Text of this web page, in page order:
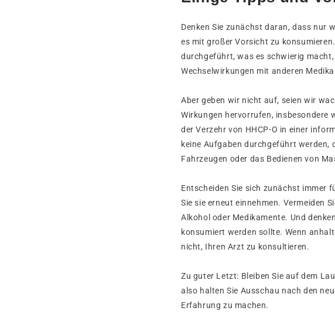
Denken Sie zunächst daran, dass nur
es mit großer Vorsicht zu
durchgeführt, was es schwierig
Wechselwirkungen mit anderen
Aber geben wir nicht auf, seien wir
Wirkungen hervorrufen, insbesondere
der Verzehr von HHCP-O in einer
keine Aufgaben durchgeführt werden,
Fahrzeugen oder das Bedienen von
Entscheiden Sie sich zunächst immer
Sie sie erneut einnehmen. Vermeiden
Alkohol oder Medikamente. Und
konsumiert werden sollte. Wenn
nicht, Ihren Arzt zu konsultieren.
Zu guter Letzt: Bleiben Sie auf dem
also halten Sie Ausschau nach den
Erfahrung zu machen.